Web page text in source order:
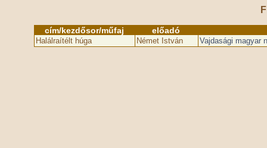
cím/kezdősor/műfaj előadó
Halálraítélt húga Német István Vajdasági magyar